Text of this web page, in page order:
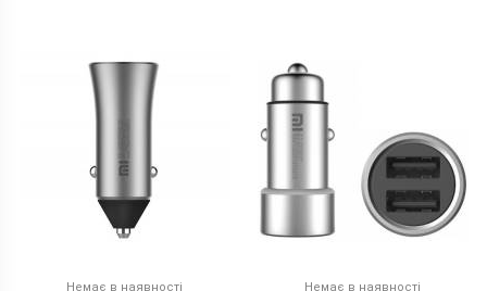
Немає в наявності Немає в наявності